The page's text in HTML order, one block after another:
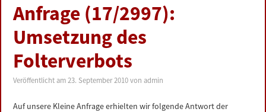
PRESSE
ZUR PERSON
Anfrage (17/2997):
Umsetzung des
Folterverbots
Veröffentlicht am23. September 2010 vonadmin
Auf unsere Kleine Anfrage erhielten wir folgende Antwort der